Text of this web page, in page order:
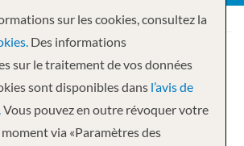
Votre croisière
sur les cookies, consultez la
Des informations
sur le traitement de vos données
sont disponibles dans l’avis de
Vous pouvez en outre révoquer votre
via «Paramètres des